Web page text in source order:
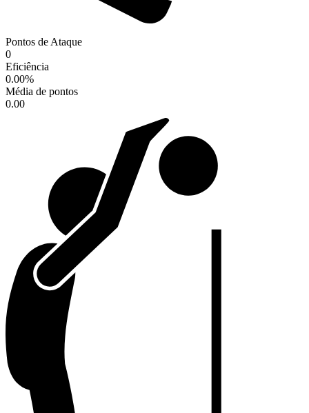
Pontos de Ataque
0
Eficiência
0.00%
Média de pontos
0.00